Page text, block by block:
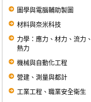
圖學與電腦輔助製圖
材料與奈米科技
力學：應力、材力、流力、
熱力
機械與自動化工程
營建、測量與都計
工業工程、職業安全衛生